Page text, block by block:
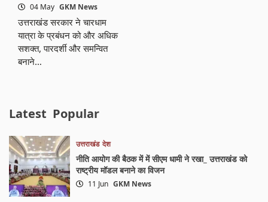
04 May GKM News
उत्तराखंड सरकार ने चारधाम
यात्रा के प्रबंधन को और अधिक
सशक्त, पारदर्शी और समन्वित
बनाने…
Latest Popular
उत्तराखंड देश
नीति आयोग की बैठक में में सीएम धामी ने रखा_ उत्तराखंड को
राष्ट्रीय मॉडल बनाने का विजन
11 Jun GKM News